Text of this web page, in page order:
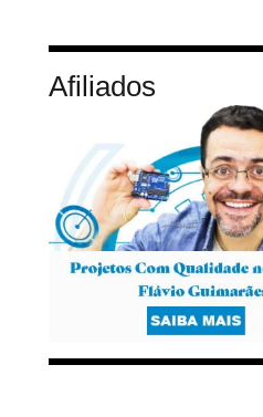
Afiliados